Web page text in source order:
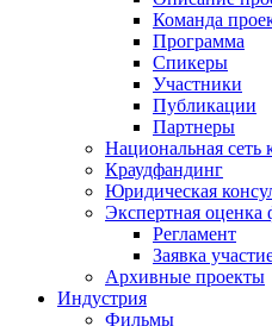
Команда
Программа
Спикеры
Участники
Публикации
Партнеры
Национальная сеть
Краудфандинг
Юридическая
Экспертная оценка
Регламент
Заявка
Архивные проекты
Индустрия
Фильмы